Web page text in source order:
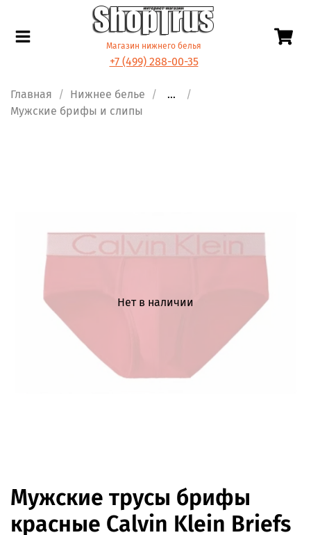
Магазин нижнего белья
+7 (499) 288-00-35
Главная Нижнее белье
...
Мужские брифы и слипы
Нет в наличии
Мужские трусы брифы
красные Calvin Klein Briefs